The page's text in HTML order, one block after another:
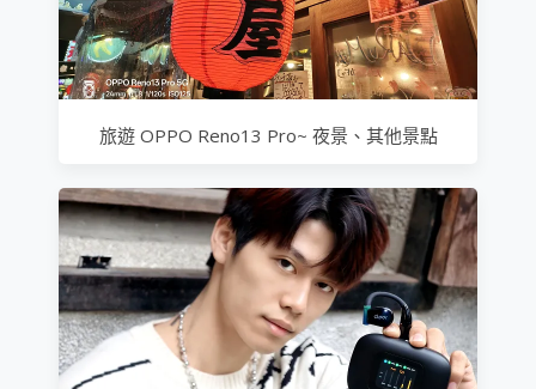
旅遊 OPPO Reno13 Pro~ 夜景、其他景點